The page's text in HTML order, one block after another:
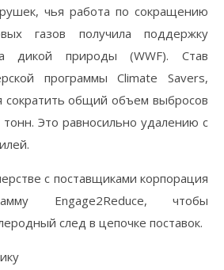
чья работа по сокращению
газов получила поддержку
дикой природы (WWF). Став
программы Climate Savers,
сократить общий объем выбросов
Это равносильно удалению с
с поставщиками корпорация
Engage2Reduce, чтобы
след в цепочке поставок.